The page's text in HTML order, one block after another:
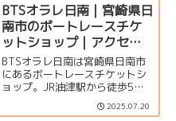
BTSオラレ日南｜宮崎県日
南市のボートレースチケ
ットショップ｜アクセ
ス・施設情報
BTSオラレ日南は宮崎県日南市
にあるボートレースチケットシ
ョップ。JR油津駅から徒歩5分
と電車でのアクセスも良好。ド
ライブにもおすすめの施設で
2025.07.20